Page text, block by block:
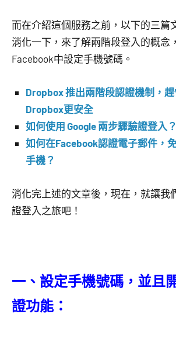
而在介紹這個服務之前，以下的三篇
消化一下，來了解兩階段登入的概念
Facebook中設定手機號碼。
Dropbox 推出兩階段認證機制，
Dropbox更安全
如何使用 Google 兩步驟驗證登入？
如何在Facebook認證電子郵件，
手機？
消化完上述的文章後，現在，就讓我
證登入之旅吧！
一、設定手機號碼，並且
證功能：